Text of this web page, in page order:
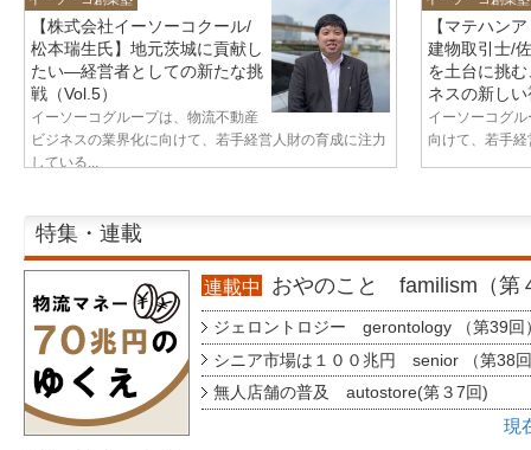
【株式会社イーソーコクール/
松本瑞生氏】地元茨城に貢献し
たい—経営者としての新たな挑
戦（Vol.5）
イーソーコグループは、物流不動産
ビジネスの業界化に向けて、若手経営人財の育成に注力
している...
【マテハン
建物取引士/
を土台に挑
ネスの新し
イーソーコグ
向けて、若手
特集・連載
連載中 おやのこと familism（第
ジェロントロジー gerontology （第39回
シニア市場は１００兆円 senior （第38
無人店舗の普及 autostore(第３7回)
現